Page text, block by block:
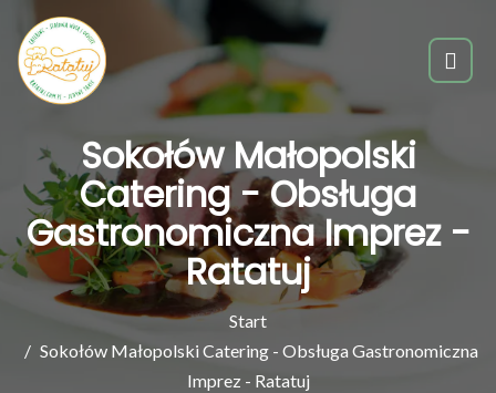
Sokołów Małopolski
Catering - Obsługa
Gastronomiczna Imprez -
Ratatuj
Start
Sokołów Małopolski Catering - Obsługa Gastronomiczna
Imprez - Ratatuj